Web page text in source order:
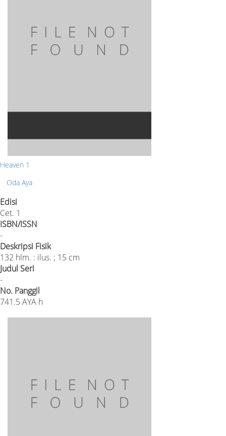
Heaven 1
Oda Aya
Edisi
Cet. 1
ISBN/ISSN
-
Deskripsi Fisik
132 hlm. : ilus. ; 15 cm
Judul Seri
-
No. Panggil
741.5 AYA h